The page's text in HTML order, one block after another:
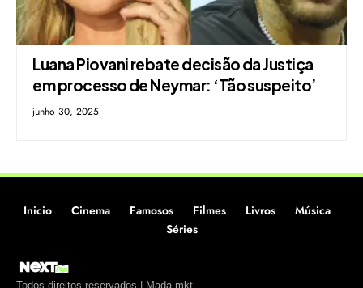
Luana Piovani rebate decisão da Justiça
em processo de Neymar: ‘Tão suspeito’
junho 30, 2025
Inicio Cinema Famosos Filmes Livros
Música
Séries
Todos direitos reservados | Mada.mkt